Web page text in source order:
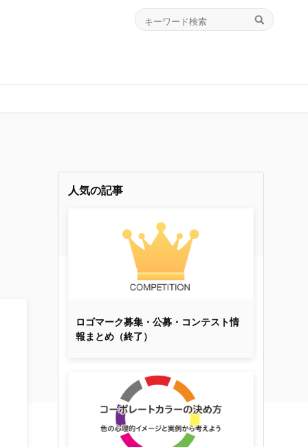
人気の記事
ロゴマーク募集・公募・コンテスト情
報まとめ（終了）